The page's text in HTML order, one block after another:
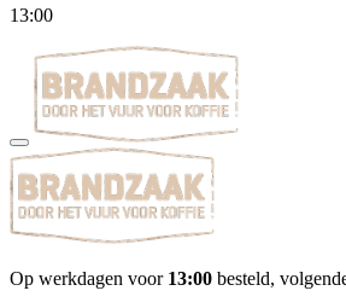
13:00
Op werkdagen voor 13:00 besteld,